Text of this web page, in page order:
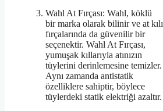
Wahl At Fırçası: Wahl, köklü
bir marka olarak bilinir ve at kılı
fırçalarında da güvenilir bir
seçenektir. Wahl At Fırçası,
yumuşak kıllarıyla atınızın
tüylerini derinlemesine temizler.
Aynı zamanda antistatik
özelliklere sahiptir, böylece
tüylerdeki statik elektriği azaltır.